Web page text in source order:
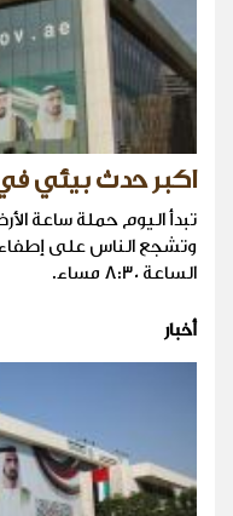
اكبر حدث بيئي
وتشجع الناس على إطفاء
الساعة 8:30 مساء.
أخبار